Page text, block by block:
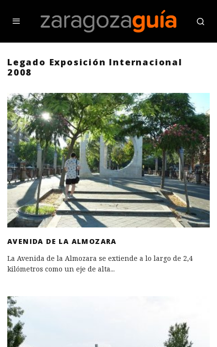
Legado Exposición Internacional
2008
AVENIDA DE LA ALMOZARA
La Avenida de la Almozara se extiende a lo largo de 2,4
kilómetros como un eje de alta...